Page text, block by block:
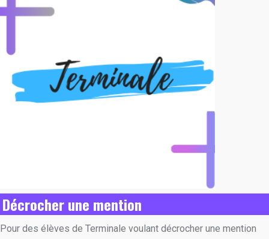
Décrocher une mention
Pour des élèves de Terminale voulant décrocher une mention